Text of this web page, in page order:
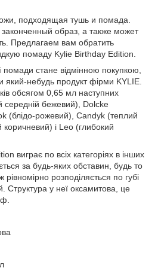
подходящая тушь и помада.
образ, а также может
Предлагаем вам обратить
помаду Kylie Birthday Edition.
помади стане відмінною покупкою,
небудь продукт фірми KYLIE.
обсягом 0,65 мл наступних
середній бежевий), Dolcke
(блідо-рожевий), Candyk (теплий
і Leo (глибокий
виграє по всіх категоріях в інших
за будь-яких обставин, будь то
розподіляється по губі
Структура у неї оксамитова, це